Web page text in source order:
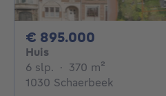
€ 895.000
Huis
6 slp. 6 slaapkamers
· 370 m²
1030 Schaerbeek